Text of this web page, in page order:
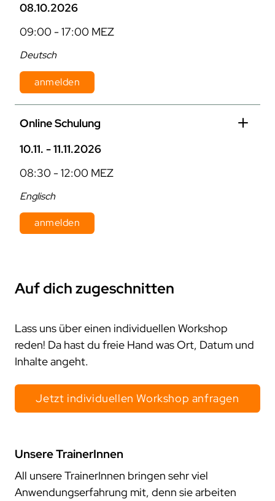
08.10.2026
09:00 - 17:00 MEZ
Deutsch
anmelden
Kosten: 870 € pro Person zzgl. MwSt.
Online Schulung
10.11. - 11.11.2026
08:30 - 12:00 MEZ
Englisch
anmelden
Auf dich zugeschnitten
Lass uns über einen individuellen Workshop
reden! Da hast du freie Hand was Ort, Datum und
Inhalte angeht.
Jetzt individuellen Workshop anfragen
Unsere TrainerInnen
All unsere TrainerInnen bringen sehr viel
Anwendungserfahrung mit, denn sie arbeiten